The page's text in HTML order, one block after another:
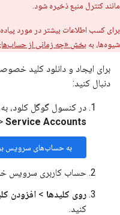
مانند کنترل منبع ذخیره شود.
برای کسب اطلاعات بیشتر در مورد
شیوه‌ها، به بخش «چه زمانی از
برای ایجاد و دانلود کلید
دنبال کنید:
در کنسول گوگل کلود، به
Service Accounts
به حساب‌های سرویس
حساب کاربری سرویس
روی کلیدها > افزودن
کنید.